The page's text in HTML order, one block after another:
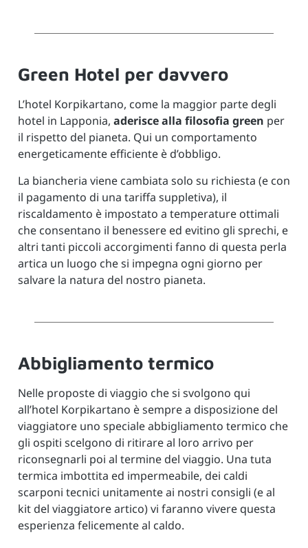
Green Hotel per davvero
L’hotel Korpikartano, come la maggior parte degli
hotel in Lapponia, aderisce alla filosofia green per
il rispetto del pianeta. Qui un comportamento
energeticamente efficiente è d’obbligo.
La biancheria viene cambiata solo su richiesta (e con
il pagamento di una tariffa suppletiva), il
riscaldamento è impostato a temperature ottimali
che consentano il benessere ed evitino gli sprechi, e
altri tanti piccoli accorgimenti fanno di questa perla
artica un luogo che si impegna ogni giorno per
salvare la natura del nostro pianeta.
Abbigliamento termico
Nelle proposte di viaggio che si svolgono qui
all’hotel Korpikartano è sempre a disposizione del
viaggiatore uno speciale abbigliamento termico che
gli ospiti scelgono di ritirare al loro arrivo per
riconsegnarli poi al termine del viaggio. Una tuta
termica imbottita ed impermeabile, dei caldi
scarponi tecnici unitamente ai nostri consigli (e al
kit del viaggiatore artico) vi faranno vivere questa
esperienza felicemente al caldo.